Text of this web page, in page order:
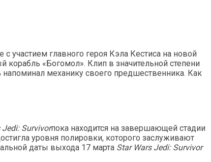
участием главного героя Кэла Кестиса на новой
«Богомол». Клип в значительной степени
механику своего предшественника. Как
Jedi: Survivorпока находится на завершающей стадии
уровня полировки, которого заслуживают
даты выхода 17 марта Star Wars Jedi: Survivor